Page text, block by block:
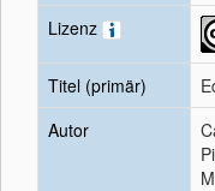
Lizenz
Titel (primär)
Autor